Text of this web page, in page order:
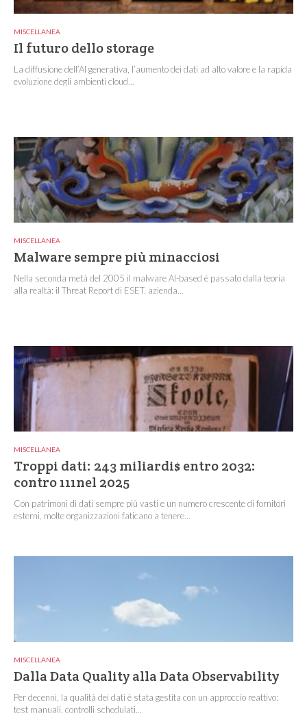
MISCELLANEA
Il futuro dello storage
La diffusione dell’AI generativa, l’aumento dei dati ad alto valore e la rapida
evoluzione degli ambienti cloud...
MISCELLANEA
Malware sempre più minacciosi
Nella seconda metà del 2005 il malware AI-based è passato dalla teoria
alla realtà: il Threat Report di ESET, azienda...
MISCELLANEA
Troppi dati: 243 miliardi$ entro 2032:
contro 111nel 2025
Con patrimoni di dati sempre più vasti e un numero crescente di fornitori
esterni, molte organizzazioni faticano a tenere...
MISCELLANEA
Dalla Data Quality alla Data Observability
Per decenni, la qualità dei dati è stata gestita con un approccio reattivo:
test manuali, controlli schedulati...